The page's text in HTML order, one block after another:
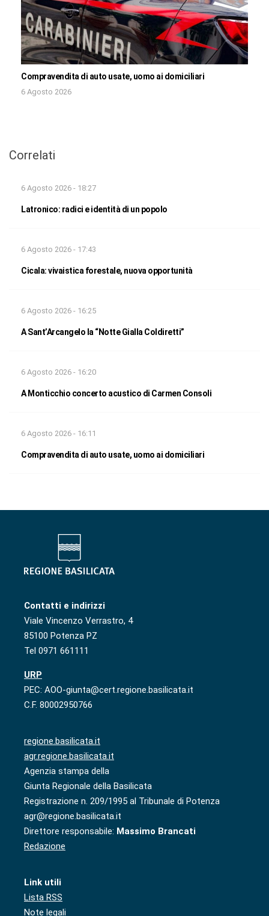
Compravendita di auto usate, uomo ai domiciliari
6 Agosto 2026
Correlati
6 Agosto 2026 - 18:27
Latronico: radici e identità di un popolo
6 Agosto 2026 - 17:43
Cicala: vivaistica forestale, nuova opportunità
6 Agosto 2026 - 16:25
A Sant’Arcangelo la “Notte Gialla Coldiretti”
6 Agosto 2026 - 16:20
A Monticchio concerto acustico di Carmen Consoli
6 Agosto 2026 - 16:11
Compravendita di auto usate, uomo ai domiciliari
Contatti e indirizzi
Viale Vincenzo Verrastro, 4
85100 Potenza PZ
Tel 0971 661111
URP
PEC: AOO-giunta@cert.regione.basilicata.it
C.F. 80002950766
regione.basilicata.it
agr.regione.basilicata.it
Agenzia stampa della
Giunta Regionale della Basilicata
Registrazione n. 209/1995 al Tribunale di Potenza
agr@regione.basilicata.it
Direttore responsabile: Massimo Brancati
Redazione
Link utili
Lista RSS
Note legali